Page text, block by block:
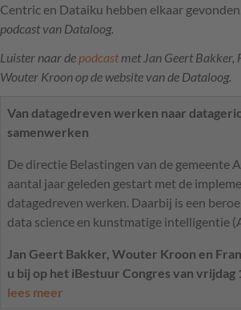
Centric en Dataiku hebben elkaar
podcast van Dataloog.
Luister naar de podcastmet Jan Geert Bakker,
Wouter Kroon op de website van de Dataloog.
Van datagedreven werken naar
samenwerken
De directie Belastingen van de gemeente
aantal jaar geleden gestart met de
datagedreven werken. Daarbij is een
data science en kunstmatige intelligentie
Jan Geert Bakker, Wouter Kroon en
u bij op het iBestuur Congres van vrijdag
lees meer